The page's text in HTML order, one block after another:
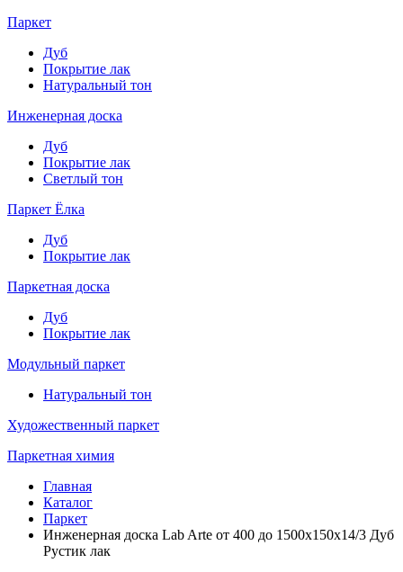
Паркет
Дуб
Покрытие лак
Натуральный тон
Инженерная доска
Дуб
Покрытие лак
Светлый тон
Паркет Ёлка
Дуб
Покрытие лак
Паркетная доска
Дуб
Покрытие лак
Модульный паркет
Натуральный тон
Художественный паркет
Паркетная химия
Главная
Каталог
Паркет
Инженерная доска Lab Arte от 400 до 1500х150х14/3 Дуб
Рустик лак